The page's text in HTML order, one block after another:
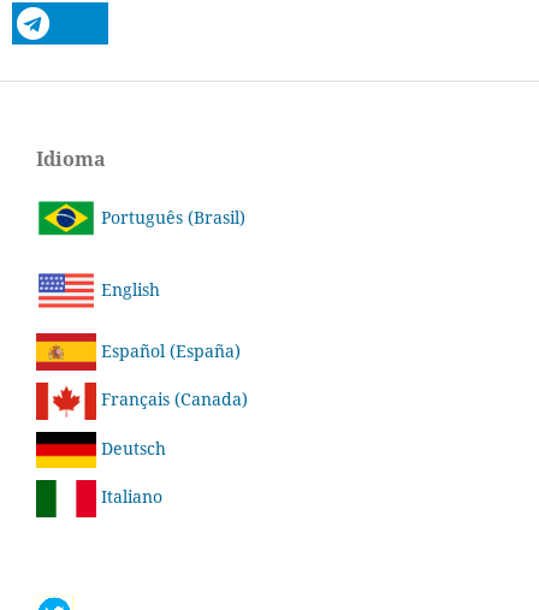
Idioma
Português (Brasil)
English
Español (España)
Français (Canada)
Deutsch
Italiano